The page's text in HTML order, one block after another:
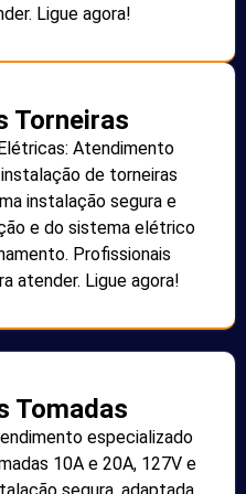
Ligue agora!
Torneiras
Atendimento
de torneiras
instalação segura e
e do sistema elétrico
Profissionais
atender. Ligue agora!
Tomadas
especializado
10A e 20A, 127V e